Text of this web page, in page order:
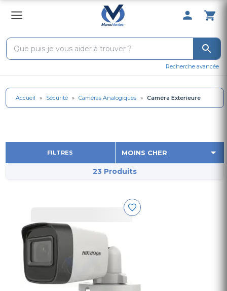
0 Produit
Recherche avancée
Accueil » Sécurité » Caméras Analogiques » Caméra Exterieure
FILTRES
23 Produits